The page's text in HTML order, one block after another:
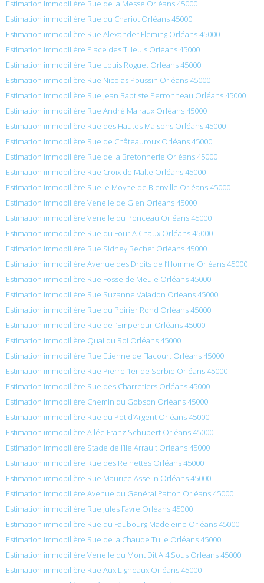
Estimation immobilière Rue de la Messe Orléans 45000
Estimation immobilière Rue du Chariot Orléans 45000
Estimation immobilière Rue Alexander Fleming Orléans 45000
Estimation immobilière Place des Tilleuls Orléans 45000
Estimation immobilière Rue Louis Roguet Orléans 45000
Estimation immobilière Rue Nicolas Poussin Orléans 45000
Estimation immobilière Rue Jean Baptiste Perronneau Orléans 45000
Estimation immobilière Rue André Malraux Orléans 45000
Estimation immobilière Rue des Hautes Maisons Orléans 45000
Estimation immobilière Rue de Châteauroux Orléans 45000
Estimation immobilière Rue de la Bretonnerie Orléans 45000
Estimation immobilière Rue Croix de Malte Orléans 45000
Estimation immobilière Rue le Moyne de Bienville Orléans 45000
Estimation immobilière Venelle de Gien Orléans 45000
Estimation immobilière Venelle du Ponceau Orléans 45000
Estimation immobilière Rue du Four A Chaux Orléans 45000
Estimation immobilière Rue Sidney Bechet Orléans 45000
Estimation immobilière Avenue des Droits de l’Homme Orléans 45000
Estimation immobilière Rue Fosse de Meule Orléans 45000
Estimation immobilière Rue Suzanne Valadon Orléans 45000
Estimation immobilière Rue du Poirier Rond Orléans 45000
Estimation immobilière Rue de l’Empereur Orléans 45000
Estimation immobilière Quai du Roi Orléans 45000
Estimation immobilière Rue Etienne de Flacourt Orléans 45000
Estimation immobilière Rue Pierre 1er de Serbie Orléans 45000
Estimation immobilière Rue des Charretiers Orléans 45000
Estimation immobilière Chemin du Gobson Orléans 45000
Estimation immobilière Rue du Pot d’Argent Orléans 45000
Estimation immobilière Allée Franz Schubert Orléans 45000
Estimation immobilière Stade de l’Ile Arrault Orléans 45000
Estimation immobilière Rue des Reinettes Orléans 45000
Estimation immobilière Rue Maurice Asselin Orléans 45000
Estimation immobilière Avenue du Général Patton Orléans 45000
Estimation immobilière Rue Jules Favre Orléans 45000
Estimation immobilière Rue du Faubourg Madeleine Orléans 45000
Estimation immobilière Rue de la Chaude Tuile Orléans 45000
Estimation immobilière Venelle du Mont Dit A 4 Sous Orléans 45000
Estimation immobilière Rue Aux Ligneaux Orléans 45000